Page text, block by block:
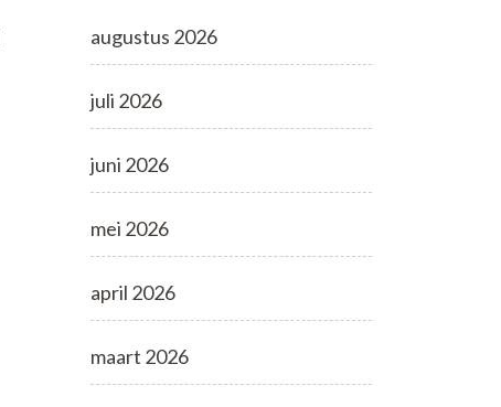
augustus 2026
juli 2026
juni 2026
mei 2026
april 2026
maart 2026